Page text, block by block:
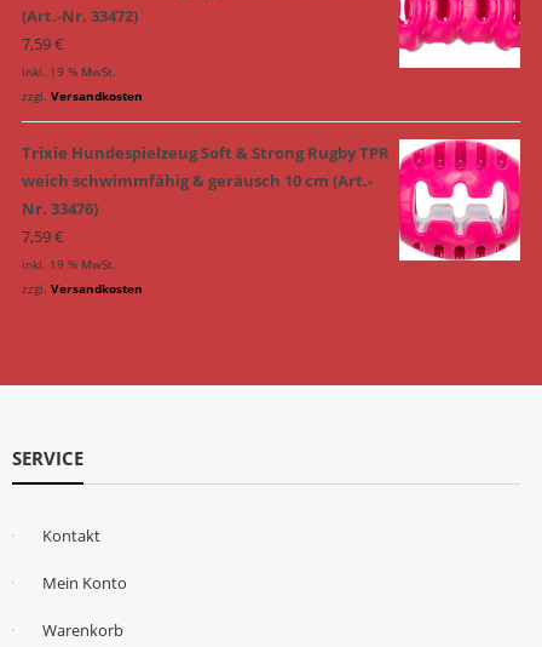
(Art.-Nr. 33472)
7,59€
inkl. 19 % MwSt.
zzgl. Versandkosten
Trixie Hundespielzeug Soft & Strong Rugby TPR
weich schwimmfähig & geräusch 10 cm (Art.-
Nr. 33476)
7,59€
inkl. 19 % MwSt.
zzgl. Versandkosten
SERVICE
Kontakt
Mein Konto
Warenkorb